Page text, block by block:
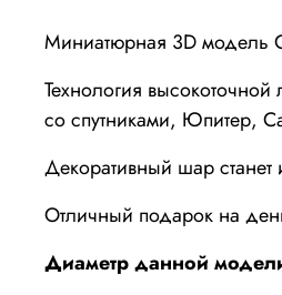
Миниатюрная 3D модель
Технология
со спутниками, Юпитер,
Декоративный шар
Отличный подарок на
Диаметр данной